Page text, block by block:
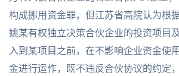
构成挪用资金罪，但江苏省高院认为根
姚某有权独立决策合伙企业的投资项目
入到某项目之前，在不影响企业资金使
金进行运作，既不违反合伙协议的约定